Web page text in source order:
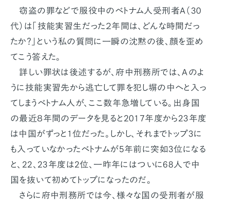
窃盗の罪などで服役中のベトナム人受刑者Ａ（30
代）は「技能実習生だった２年間は、どんな時間だっ
たか？」という私の質問に一瞬の沈黙の後、顔を歪め
てこう答えた。
詳しい罪状は後述するが、府中刑務所では、Ａのよ
うに技能実習先から逃亡して罪を犯し塀の中へと入っ
てしまうベトナム人が、ここ数年急増している。出身国
の最近８年間のデータを見ると2017年度から23年度
は中国がずっと1位だった。しかし、それまでトップ3に
も入っていなかったベトナムが5年前に突如3位になる
と、22、23年度は2位、一昨年にはついに68人で中
国を抜いて初めてトップになったのだ。
さらに府中刑務所では今、様々な国の受刑者が服